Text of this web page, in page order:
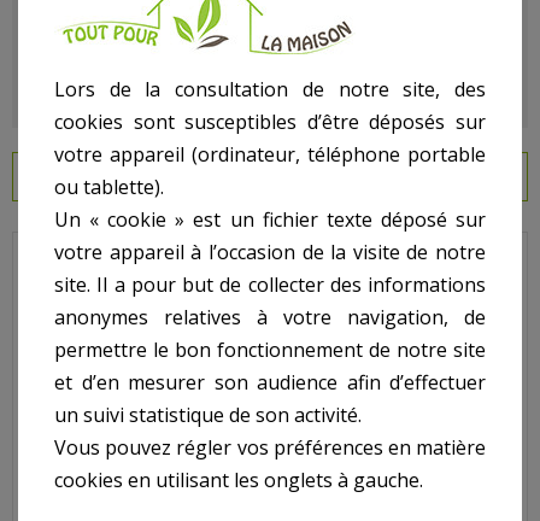
EN SAVOIR PLUS
Propure - Pour Filtre S28 - N° 12 - Ensemble coudé inférieur
raccordement diffuseur
Code : 8306-S28inf
Sur image , N° 12
Lors de la consultation de notre site, des
cookies sont susceptibles d’être déposés sur
votre appareil (ordinateur, téléphone portable
ou tablette).
Un « cookie » est un fichier texte déposé sur
votre appareil à l’occasion de la visite de notre
site. Il a pour but de collecter des informations
anonymes relatives à votre navigation, de
permettre le bon fonctionnement de notre site
et d’en mesurer son audience afin d’effectuer
un suivi statistique de son activité.
Vous pouvez régler vos préférences en matière
cookies en utilisant les onglets à gauche.